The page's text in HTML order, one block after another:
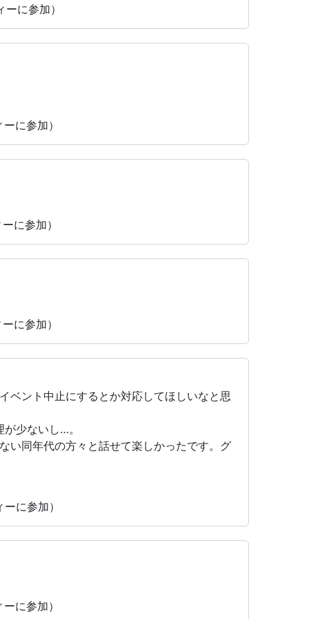
に参加）
に参加）
に参加）
に参加）
ベント中止にするとか対応してほしいなと思
少ないし…。
い同年代の方々と話せて楽しかったです。グ
に参加）
に参加）